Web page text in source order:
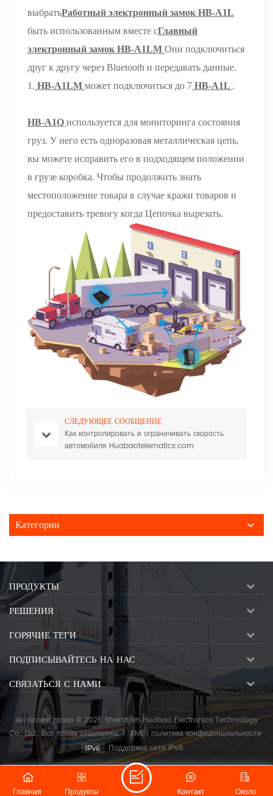
выбратьРаботный электронный замок HB-A1L
быть использованным вместе сГлавный
электронный замок HB-A1LM Они подключиться
друг к другу через Bluetooth и передавать данные.
1. HB-A1LM может подключиться до 7 HB-A1L .
HB-A1Q используется для мониторинга состояния
груз. У него есть одноразовая металлическая цепь,
вы можете исправить его в подходящем положении
в грузе коробка. Чтобы продолжить знать
местоположение товара в случае кражи товаров и
предоставить тревогу когда Цепочка вырезать.
СЛЕДУЮЩЕЕ СООБЩЕНИЕ
Как контролировать и ограничивать скорость
автомобиля Huabaotelematics.com
Категории
ПРОДУКТЫ
РЕШЕНИЯ
ГОРЯЧИЕ ТЕГИ
ПОДПИСЫВАЙТЕСЬ НА НАС
СВЯЗАТЬСЯ С НАМИ
авторское право © 2026 Shenzhen Huabao Electronics Technology
Co., Ltd.. Все права защищены.| XML | политика конфиденциальности
Поддержка сети IPv6
Главная Продукты Около
Контакт